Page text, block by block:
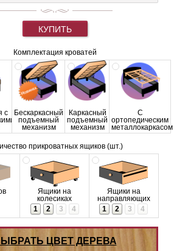
КУПИТЬ
Комплектация кроватей
с
Бескаркасный
подъемный
механизм
Каркасный
подъемный
механизм
С
ортопедическим
металлокаркасом
прикроватных ящиков (шт.)
Ящики на
колесиках
1
2 3 4
Ящики на
направляющих
1
2 3 4
ЦВЕТ ДЕРЕВА